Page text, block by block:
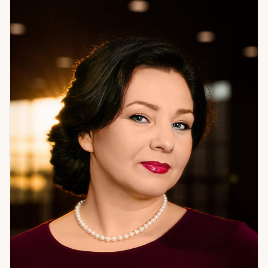
пара, отношения под постоянным давлением. Числовой
анализ показал: муж находится под сильным внешним
влиянием — со стороны родительской семьи. Решение
было нестандартным — переезд. Они решились. Ситуация
изменилась кардинально. Я помогаю разобраться в том,
что происходит, и найти путь к результату. Не теорию — а
то, что можно применить. Если вам нужна системная
работа с ситуацией — приходите.